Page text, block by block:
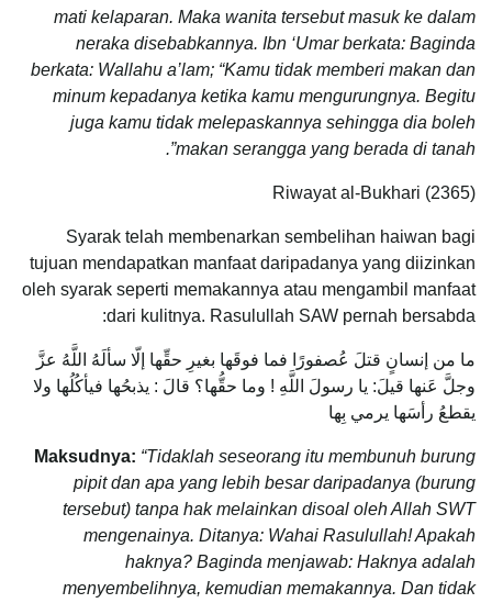
mati kelaparan. Maka wanita tersebut masuk ke dalam
neraka disebabkannya. Ibn ‘Umar berkata: Baginda
berkata: Wallahu a’lam; “Kamu tidak memberi makan dan
minum kepadanya ketika kamu mengurungnya. Begitu
juga kamu tidak melepaskannya sehingga dia boleh
makan serangga yang berada di tanah”.
Riwayat al-Bukhari (2365)
Syarak telah membenarkan sembelihan haiwan bagi
tujuan mendapatkan manfaat daripadanya yang diizinkan
oleh syarak seperti memakannya atau mengambil manfaat
dari kulitnya. Rasulullah SAW pernah bersabda:
ما من إنسانٍ قتلَ عُصفورًا فما فوقَها بغيرِ حقِّها إلّا سألَهُ اللَّهُ عزَّ
وجلَّ عَنها قيلَ: يا رسولَ اللَّهِ ! وما حقُّها؟ قالَ : يذبحُها فيأكُلُها ولا
يقطعُ رأسَها يرمي بِها
Maksudnya: “Tidaklah seseorang itu membunuh burung
pipit dan apa yang lebih besar daripadanya (burung
tersebut) tanpa hak melainkan disoal oleh Allah SWT
mengenainya. Ditanya: Wahai Rasulullah! Apakah
haknya? Baginda menjawab: Haknya adalah
menyembelihnya, kemudian memakannya. Dan tidak